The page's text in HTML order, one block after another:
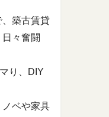
築古賃貸
々奮闘
り、DIY
ノベや家具